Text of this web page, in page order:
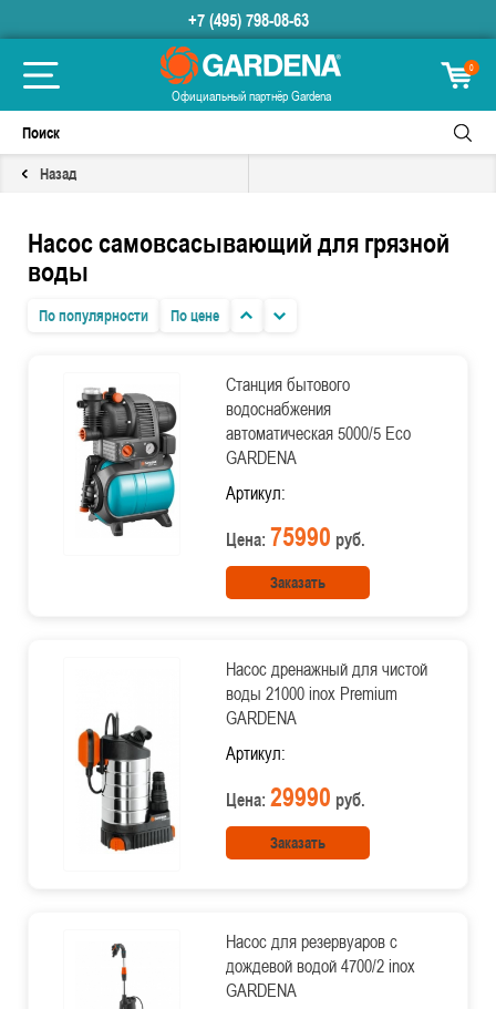
+7 (495) 798-08-63
Официальный партнёр Gardena
0
Назад
Насос самовсасывающий для грязной
воды
По популярности По цене
Станция бытового
водоснабжения
автоматическая 5000/5 Eco
GARDENA
Артикул:
Цена: 75990 руб.
Заказать
Насос дренажный для чистой
воды 21000 inox Premium
GARDENA
Артикул:
Цена: 29990 руб.
Заказать
Насос для резервуаров с
дождевой водой 4700/2 inox
GARDENA